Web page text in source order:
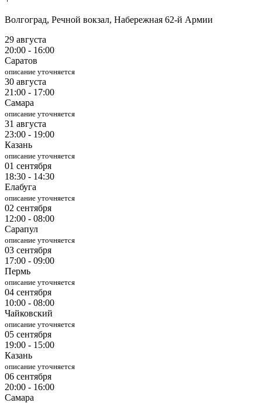
Волгоград, Речной вокзал, Набережная 62-й Армии
29 августа
20:00 - 16:00
Саратов
описание уточняется
30 августа
21:00 - 17:00
Самара
описание уточняется
31 августа
23:00 - 19:00
Казань
описание уточняется
01 сентября
18:30 - 14:30
Елабуга
описание уточняется
02 сентября
12:00 - 08:00
Сарапул
описание уточняется
03 сентября
17:00 - 09:00
Пермь
описание уточняется
04 сентября
10:00 - 08:00
Чайковский
описание уточняется
05 сентября
19:00 - 15:00
Казань
описание уточняется
06 сентября
20:00 - 16:00
Самара